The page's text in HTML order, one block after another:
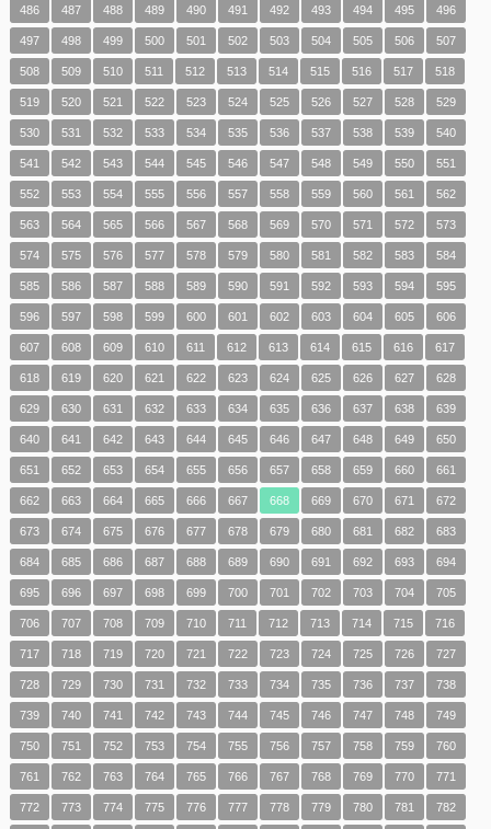
486 487 488 489 490 491 492 493 494 495 496
497 498 499 500 501 502 503 504 505 506 507
508 509 510 511 512 513 514 515 516 517 518
519 520 521 522 523 524 525 526 527 528 529
530 531 532 533 534 535 536 537 538 539 540
541 542 543 544 545 546 547 548 549 550 551
552 553 554 555 556 557 558 559 560 561 562
563 564 565 566 567 568 569 570 571 572 573
574 575 576 577 578 579 580 581 582 583 584
585 586 587 588 589 590 591 592 593 594 595
596 597 598 599 600 601 602 603 604 605 606
607 608 609 610 611 612 613 614 615 616 617
618 619 620 621 622 623 624 625 626 627 628
629 630 631 632 633 634 635 636 637 638 639
640 641 642 643 644 645 646 647 648 649 650
651 652 653 654 655 656 657 658 659 660 661
662 663 664 665 666 667 668 669 670 671 672
673 674 675 676 677 678 679 680 681 682 683
684 685 686 687 688 689 690 691 692 693 694
695 696 697 698 699 700 701 702 703 704 705
706 707 708 709 710 711 712 713 714 715 716
717 718 719 720 721 722 723 724 725 726 727
728 729 730 731 732 733 734 735 736 737 738
739 740 741 742 743 744 745 746 747 748 749
750 751 752 753 754 755 756 757 758 759 760
761 762 763 764 765 766 767 768 769 770 771
772 773 774 775 776 777 778 779 780 781 782